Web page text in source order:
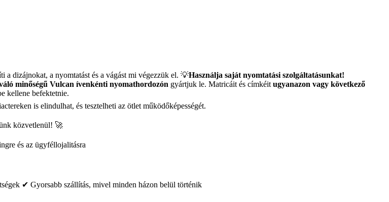
dizájnokat, a nyomtatást és a vágást mi végezzük el. 💡Használja saját nyomtatási szolgáltatásunkat!
minőségű Vulcan ívenkénti nyomathordozón gyártjuk le. Matricáit és címkéitugyanazon vagy következő
kellene befektetnie.
is elindulhat, és tesztelheti az ötlet működőképességét.
közvetlenül! 🚀
és az ügyféllojalitásra
✔ Gyorsabb szállítás, mivel minden házon belül történik